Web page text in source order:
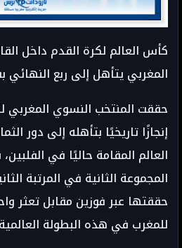
كأس العالم لكرة القدم داخل
المغربي يتأهل إلى ربع النهائي
حققت المنتخب النسوي المغربي
إنجازًا تاريخيًا بتأهله إلى دور
العالم المقامة حاليًا في
المجموعة الثانية في المرتبة
حققتها عبر فوزين مقابل تعثر
للمغرب في هذه البطولة